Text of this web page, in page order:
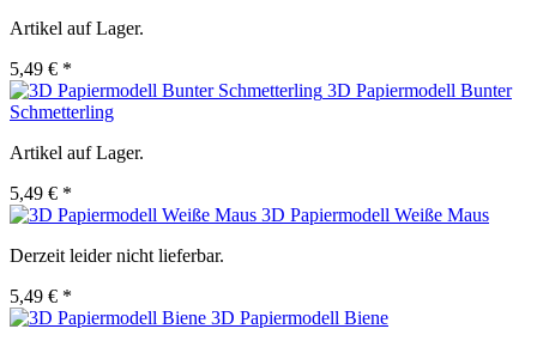
Artikel auf Lager.
5,49 € *
3D Papiermodell Bunter
Schmetterling
Artikel auf Lager.
5,49 € *
3D Papiermodell Weiße Maus
Derzeit leider nicht lieferbar.
5,49 € *
3D Papiermodell Biene